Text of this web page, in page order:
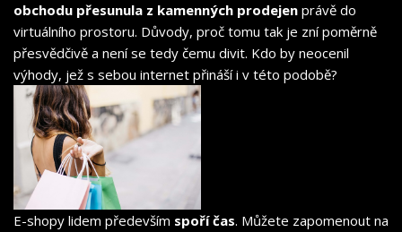
obchodu přesunula z kamenných prodejen právě do
virtuálního prostoru. Důvody, proč tomu tak je zní poměrně
přesvědčivě a není se tedy čemu divit. Kdo by neocenil
výhody, jež s sebou internet přináší i v této podobě?
E-shopy lidem především spoří čas. Můžete zapomenout na